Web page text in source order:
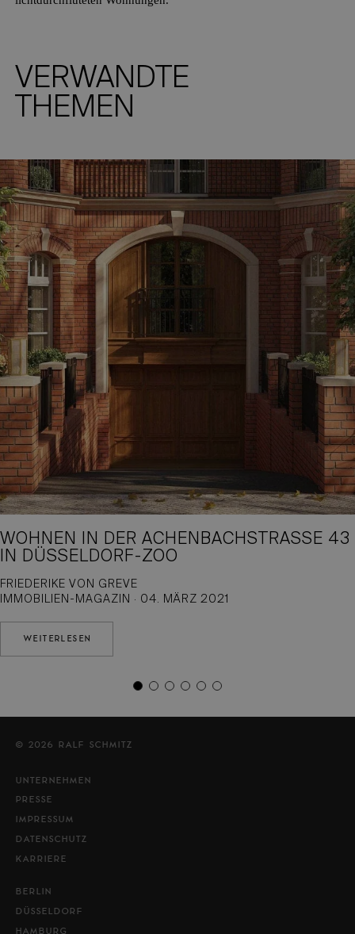
VERWANDTE
THEMEN
WOHNEN IN DER ACHENBACHSTRASSE 43 I
N DÜSSELDORF-ZOO
FRIEDERIKE VON GREVE
IMMOBILIEN-MAGAZIN · 04. MÄRZ 2021
WEITERLESEN
© 2026 RALF SCHMITZ
UNTERNEHMEN
PRESSE
IMPRESSUM
DATENSCHUTZ
KARRIERE
BERLIN
DÜSSELDORF
HAMBURG